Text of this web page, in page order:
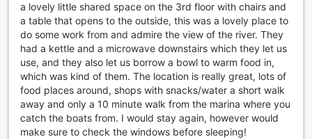
Le Rang Dong Hotel à Mỹ Tho offre une gamme
d'installations de transport qui assurent à ses invités un
séjour agréable et sans tracas. Pour ceux qui arrivent par
avion, l'hôtel propose un service de transfert aéroport
pratique, garantissant une arrivée et un départ en toute
sérénité. De plus, pour explorer la beauté de la région, des
visites guidées sont disponibles, permettant aux clients de
découvrir les trésors cachés de Tiền Giang sans aucune
inquiétude.
a lovely little shared space on the 3rd floor with chairs and
a table that opens to the outside, this was a lovely place to
do some work from and admire the view of the river. They
had a kettle and a microwave downstairs which they let us
use, and they also let us borrow a bowl to warm food in,
which was kind of them. The location is really great, lots of
food places around, shops with snacks/water a short walk
away and only a 10 minute walk from the marina where you
catch the boats from. I would stay again, however would
make sure to check the windows before sleeping!